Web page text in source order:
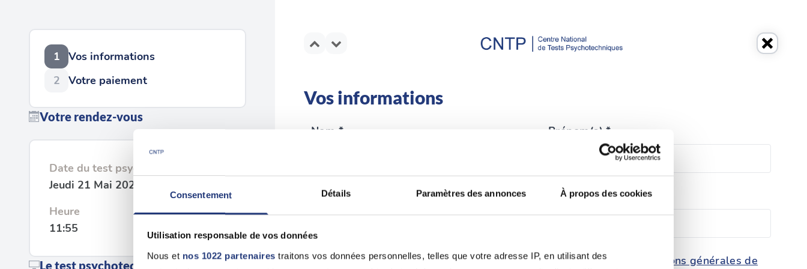
Consentement Détails Paramètres des annonces À propos des cookies
Utilisation responsable de vos données
Nous et nos 1022 partenaires traitons vos données personnelles, telles que votre adresse IP, en utilisant des
1
Vos informations
2
Votre paiement
Votre rendez-vous
Date du test psychotechnique
Jeudi 21 Mai 2026
Heure
11:55
Le test psychotechnique
Vos informations
Nom * Prénom(s) *
Email * Téléphone *
En validant ce formulaire, j'accepte la politique de protection des données et les
conditions générales de